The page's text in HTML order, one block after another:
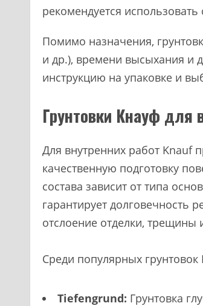
рекомендуется
Помимо назначения,
и др.), времени высыхания и
инструкцию на упаковке и
Грунтовки Кнауф для
Для внутренних работ Knauf
качественную подготовку
состава зависит от типа
гарантирует долговечность
отслоение отделки, трещины
Среди популярных
Tiefengrund: Грунтовка